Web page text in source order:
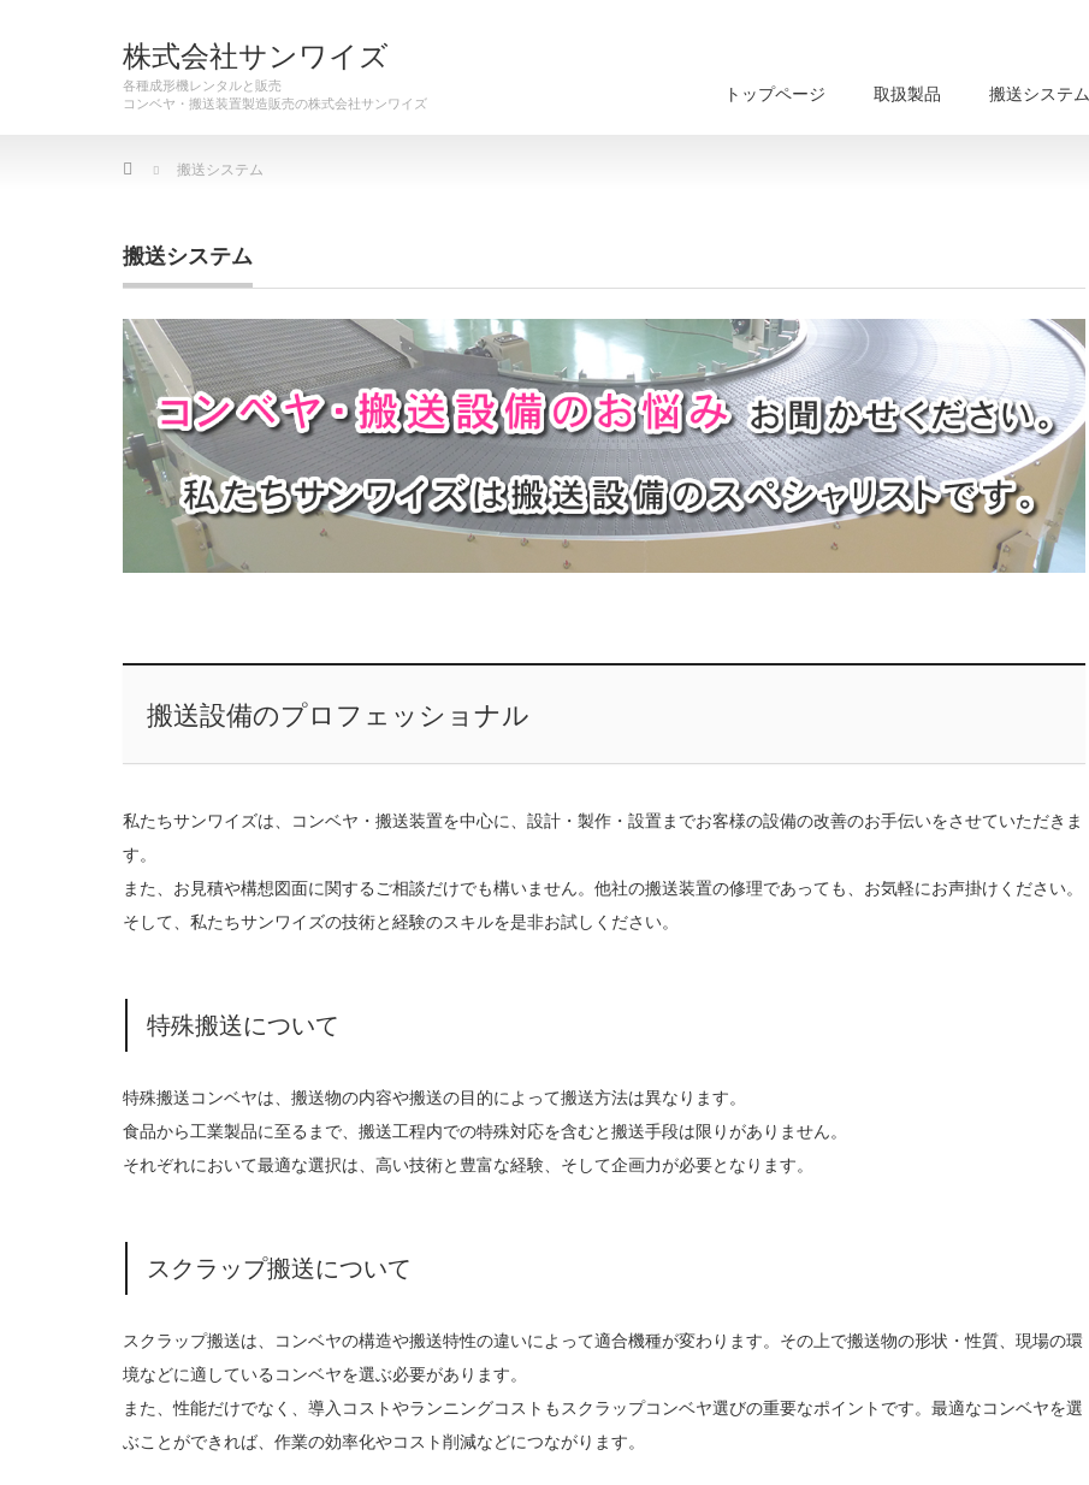
株式会社サンワイズ
各種成形機レンタルと販売 トップページ 取扱製品 搬送システム
Home 搬送システム
搬送システム
搬送設備のプロフェッショナル
私たちサンワイズは、コンベヤ・搬送装置を中心に、設計・製作・設置までお客様の設備の改善のお手伝いをさせていただきま
す。
また、お見積や構想図面に関するご相談だけでも構いません。他社の搬送装置の修理であっても、お気軽にお声掛けください。
そして、私たちサンワイズの技術と経験のスキルを是非お試しください。
特殊搬送について
特殊搬送コンベヤは、搬送物の内容や搬送の目的によって搬送方法は異なります。
食品から工業製品に至るまで、搬送工程内での特殊対応を含むと搬送手段は限りがありません。
それぞれにおいて最適な選択は、高い技術と豊富な経験、そして企画力が必要となります。
スクラップ搬送について
スクラップ搬送は、コンベヤの構造や搬送特性の違いによって適合機種が変わります。その上で搬送物の形状・性質、現場の環
境などに適しているコンベヤを選ぶ必要があります。
また、性能だけでなく、導入コストやランニングコストもスクラップコンベヤ選びの重要なポイントです。最適なコンベヤを選
ぶことができれば、作業の効率化やコスト削減などにつながります。